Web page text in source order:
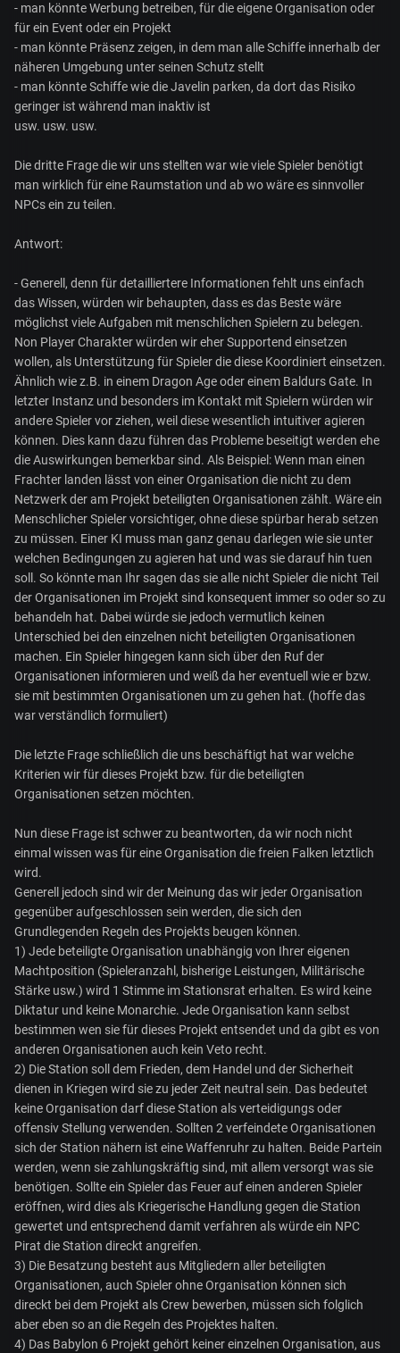
- man könnte Werbung betreiben, für die eigene Organisation oder
für ein Event oder ein Projekt
- man könnte Präsenz zeigen, in dem man alle Schiffe innerhalb der
näheren Umgebung unter seinen Schutz stellt
- man könnte Schiffe wie die Javelin parken, da dort das Risiko
geringer ist während man inaktiv ist
usw. usw. usw.
Die dritte Frage die wir uns stellten war wie viele Spieler benötigt
man wirklich für eine Raumstation und ab wo wäre es sinnvoller
NPCs ein zu teilen.
Antwort:
- Generell, denn für detailliertere Informationen fehlt uns einfach
das Wissen, würden wir behaupten, dass es das Beste wäre
möglichst viele Aufgaben mit menschlichen Spielern zu belegen.
Non Player Charakter würden wir eher Supportend einsetzen
wollen, als Unterstützung für Spieler die diese Koordiniert einsetzen.
Ähnlich wie z.B. in einem Dragon Age oder einem Baldurs Gate. In
letzter Instanz und besonders im Kontakt mit Spielern würden wir
andere Spieler vor ziehen, weil diese wesentlich intuitiver agieren
können. Dies kann dazu führen das Probleme beseitigt werden ehe
die Auswirkungen bemerkbar sind. Als Beispiel: Wenn man einen
Frachter landen lässt von einer Organisation die nicht zu dem
Netzwerk der am Projekt beteiligten Organisationen zählt. Wäre ein
Menschlicher Spieler vorsichtiger, ohne diese spürbar herab setzen
zu müssen. Einer KI muss man ganz genau darlegen wie sie unter
welchen Bedingungen zu agieren hat und was sie darauf hin tuen
soll. So könnte man Ihr sagen das sie alle nicht Spieler die nicht Teil
der Organisationen im Projekt sind konsequent immer so oder so zu
behandeln hat. Dabei würde sie jedoch vermutlich keinen
Unterschied bei den einzelnen nicht beteiligten Organisationen
machen. Ein Spieler hingegen kann sich über den Ruf der
Organisationen informieren und weiß da her eventuell wie er bzw.
sie mit bestimmten Organisationen um zu gehen hat. (hoffe das
war verständlich formuliert)
Die letzte Frage schließlich die uns beschäftigt hat war welche
Kriterien wir für dieses Projekt bzw. für die beteiligten
Organisationen setzen möchten.
Nun diese Frage ist schwer zu beantworten, da wir noch nicht
einmal wissen was für eine Organisation die freien Falken letztlich
wird.
Generell jedoch sind wir der Meinung das wir jeder Organisation
gegenüber aufgeschlossen sein werden, die sich den
Grundlegenden Regeln des Projekts beugen können.
1) Jede beteiligte Organisation unabhängig von Ihrer eigenen
Machtposition (Spieleranzahl, bisherige Leistungen, Militärische
Stärke usw.) wird 1 Stimme im Stationsrat erhalten. Es wird keine
Diktatur und keine Monarchie. Jede Organisation kann selbst
bestimmen wen sie für dieses Projekt entsendet und da gibt es von
anderen Organisationen auch kein Veto recht.
2) Die Station soll dem Frieden, dem Handel und der Sicherheit
dienen in Kriegen wird sie zu jeder Zeit neutral sein. Das bedeutet
keine Organisation darf diese Station als verteidigungs oder
offensiv Stellung verwenden. Sollten 2 verfeindete Organisationen
sich der Station nähern ist eine Waffenruhr zu halten. Beide Partein
werden, wenn sie zahlungskräftig sind, mit allem versorgt was sie
benötigen. Sollte ein Spieler das Feuer auf einen anderen Spieler
eröffnen, wird dies als Kriegerische Handlung gegen die Station
gewertet und entsprechend damit verfahren als würde ein NPC
Pirat die Station direckt angreifen.
3) Die Besatzung besteht aus Mitgliedern aller beteiligten
Organisationen, auch Spieler ohne Organisation können sich
direckt bei dem Projekt als Crew bewerben, müssen sich folglich
aber eben so an die Regeln des Projektes halten.
4) Das Babylon 6 Projekt gehört keiner einzelnen Organisation, aus